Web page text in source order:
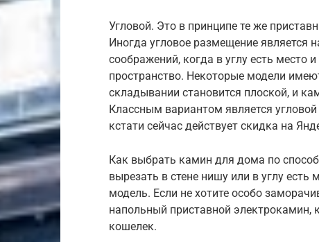
Угловой. Это в принципе те же
Иногда угловое размещение является
соображений, когда в углу есть место
пространство. Некоторые модели
складывании становится плоской, и
Классным вариантом является
кстати сейчас действует скидка на
Как выбрать камин для дома по
вырезать в стене нишу или в углу
модель. Если не хотите особо
напольный приставной электрокамин,
кошелек.